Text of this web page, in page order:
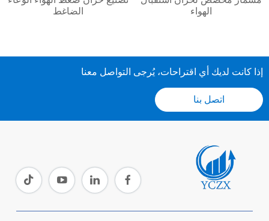
الضاغط
الهواء
إذا كانت لديك أي اقتراحات، يُرجى التواصل معنا
اتصل بنا